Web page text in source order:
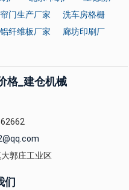
门生产厂家
洗车房格栅
纤维板厂家
廊坊印刷厂
格_建仓机械
郭庄工业区
们